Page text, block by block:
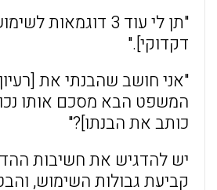
"תן לי עוד 3
דקדוקי]."
"אני חושב שהבנתי את
המשפט הבא מסכם אותו
כותב את הבנתו]?"
יש להדגיש את חשיבות
קביעת גבולות השימוש,